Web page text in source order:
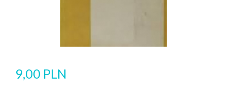
9,00 PLN